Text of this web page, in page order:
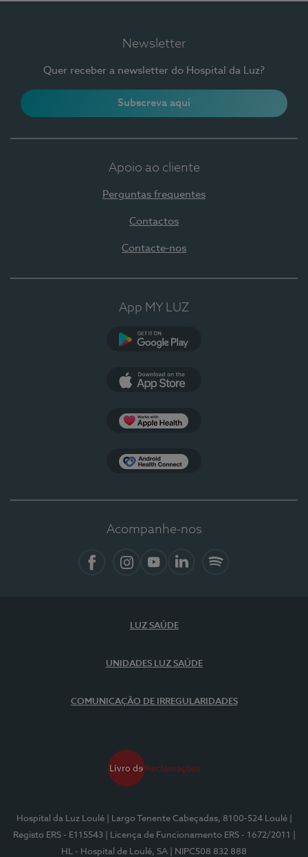
Newsletter
Quer receber a newsletter do Hospital da Luz?
Subscreva aqui
Apoio ao cliente
Perguntas frequentes
Contactos
Contacte-nos
App MY LUZ
Acompanhe-nos
LUZ SAÚDE
UNIDADES LUZ SAÚDE
COMUNICAÇÃO DE IRREGULARIDADES
Hospital da Luz Loulé | Largo Tenente Cabeçadas, 8100-524 Loulé
Registo ERS - E115543
| Licença de Funcionamento ERS - 1672/2011
HL - Hospital de Loulé, SA
| NIPC508 832 888